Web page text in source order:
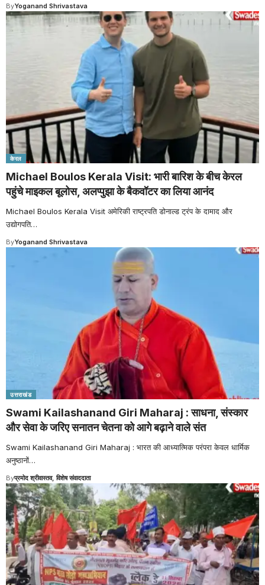
ByYoganand Shrivastava
केरल
Michael Boulos Kerala Visit: भारी बारिश के बीच केरल
पहुंचे माइकल बूलोस, अलप्पुझा के बैकवॉटर का लिया आनंद
Michael Boulos Kerala Visit अमेरिकी राष्ट्रपति डोनाल्ड ट्रंप के दामाद और
उद्योगपति…
ByYoganand Shrivastava
उत्तराखंड
Swami Kailashanand Giri Maharaj : साधना, संस्कार
और सेवा के जरिए सनातन चेतना को आगे बढ़ाने वाले संत
Swami Kailashanand Giri Maharaj : भारत की आध्यात्मिक परंपरा केवल धार्मिक
अनुष्ठानों…
Byप्रमोद श्रीवास्तव, विशेष संवाददाता